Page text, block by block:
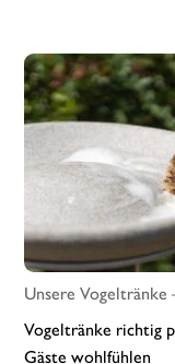
Unsere Vogeltränke
Vogeltränke richtig
Gäste